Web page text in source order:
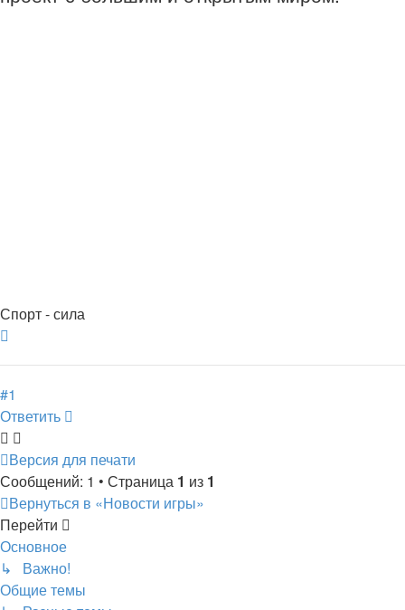
Спорт - сила
#1
Ответить
Версия для печати
Сообщений: 1 • Страница 1 из 1
Вернуться в «Новости игры»
Перейти
Основное
↳ Важно!
Общие темы